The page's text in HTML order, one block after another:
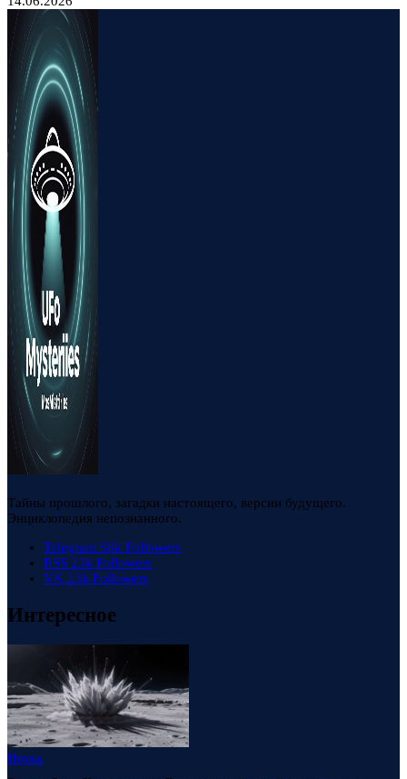
Тайны прошлого, загадки настоящего, версии будущего.
Энциклопедия непознанного.
Telegram 88k Followers
RSS 23k Followers
VK 23k Followers
Интересное
Наука